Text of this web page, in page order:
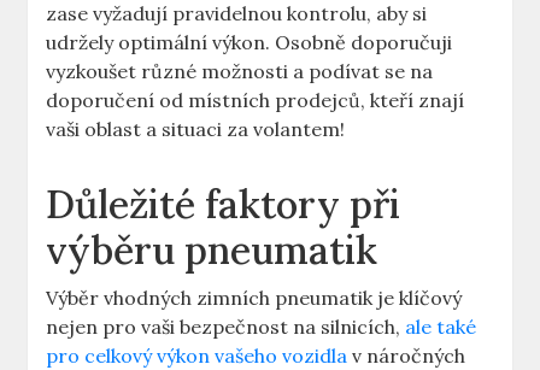
zase vyžadují pravidelnou kontrolu, aby si
udržely optimální výkon. Osobně doporučuji
vyzkoušet různé možnosti a podívat se na
doporučení od místních prodejců, kteří znají
vaši oblast a situaci za volantem!
Důležité faktory při
výběru pneumatik
Výběr vhodných zimních pneumatik je klíčový
nejen pro vaši bezpečnost na silnicích, ale také
pro celkový výkon vašeho vozidla v náročných